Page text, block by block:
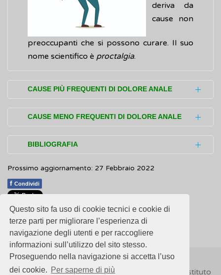
Questo sito fa uso di cookie tecnici e cookie di
terze parti per migliorare l’esperienza di
navigazione degli utenti e per raccogliere
informazioni sull’utilizzo del sito stesso.
Proseguendo nella navigazione si accetta l’uso
dei cookie. Per saperne di più
deriva da
cause non
preoccupanti che si possono curare. Il suo
nome scientifico è proctalgia.
CAUSE PIÙ FREQUENTI DI DOLORE ANALE
Tra le cause più frequenti di dolore anale
sono presenti le ulcerazioni, leemorroidi, le
fistole e gliascessi
Ulcerazioni anali
Sono piccole ferite, simili a taglietti, che si
producono intorno all'ano o nel canale
anale a causa del passaggio di feci
abbondanti o dure. I disturbi (sintomi) che
causano sono:
dolore forte e pungentedurante la
CAUSE MENO FREQUENTI DI DOLORE ANALE
Diverse sono le cause che con minor
frequenza possono provocare dolore anale.
Esse includono:
malattia che provoca dolore ano-rettale
improvviso e molto forte che però dura
pochi minuti; si può intervenire con una
medicazione che rilassi la muscolatura
pelvica
sindrome del muscolo elevatore
BIBLIOGRAFIA
NHS.Anal pain (proctalgia)(Inglese)
Prossimo aggiornamento: 27 Febbraio 2022
f Condividi
1 1 1 1 1 Rating 2.73 (93 Votes)
© 2018ISSalute - Sito sviluppato e gestito dall’Istituto